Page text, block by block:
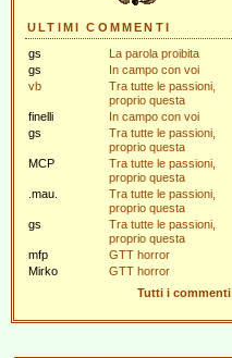
ULTIMI COMMENTI
gs
La parola proibita
gs
In campo con voi
vb
Tra tutte le passioni,
proprio questa
finelli
In campo con voi
gs
Tra tutte le passioni,
proprio questa
MCP
Tra tutte le passioni,
proprio questa
.mau.
Tra tutte le passioni,
proprio questa
gs
Tra tutte le passioni,
proprio questa
mfp
GTT horror
Mirko
GTT horror
Tutti i commenti